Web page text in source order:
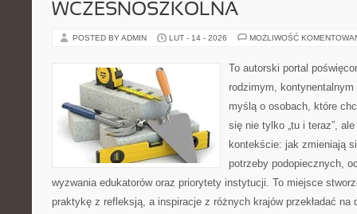
WCZESNOSZKOLNA
POSTED BY ADMIN LUT - 14 - 2026 MOŻLIWOŚĆ
To autorski portal
rodzimym,
myślą o osobach, które
się nie tylko „tu i teraz”,
kontekście: jak zmieniają
potrzeby podopiecznych,
wyzwania edukatorów oraz priorytety instytucji. To miejsce
praktykę z refleksją, a inspiracje z różnych krajów przekładać na